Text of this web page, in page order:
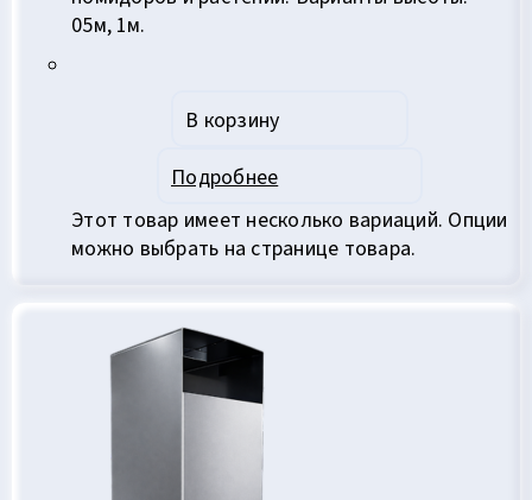
05м, 1м.
В корзину
Подробнее
Этот товар имеет несколько вариаций. Опции
можно выбрать на странице товара.